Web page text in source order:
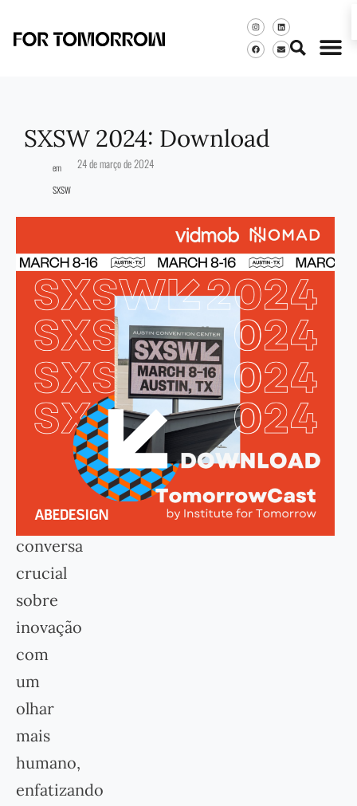
SXSW 2024: Download
em
SXSW
24 de março de 2024
Este
ano,
consolidou
uma
conversa
crucial
sobre
inovação
com
um
olhar
mais
humano,
enfatizando